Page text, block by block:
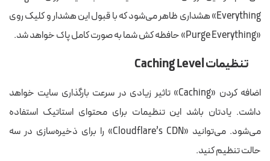
Everything» هشداری ظاهر می‌شود که با قبول این هشدار و کلیک روی
«Purge Everything» حافظه کش شما به صورت کامل پاک خواهد شد.
تنظیمات Caching Level
اضافه کردن «Caching» تاثیر زیادی در سرعت بارگذاری سایت خواهد
داشت. یادتان باشد این تنظیمات برای محتوای استاتیک استفاده
می‌شود. می‌توانید «Cloudflare’s CDN» را برای ذخیره‌سازی در سه
حالت تنظیم کنید.